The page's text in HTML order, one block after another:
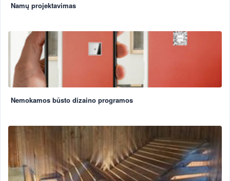
Namų projektavimas
Nemokamos būsto dizaino programos